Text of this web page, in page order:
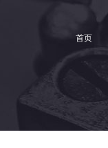
首页